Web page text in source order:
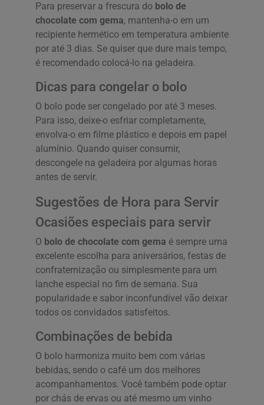
Para preservar a frescura do bolo de
chocolate com gema, mantenha-o em um
recipiente hermético em temperatura ambiente
por até 3 dias. Se quiser que dure mais tempo,
é recomendado colocá-lo na geladeira.
Dicas para congelar o bolo
O bolo pode ser congelado por até 3 meses.
Para isso, deixe-o esfriar completamente,
envolva-o em filme plástico e depois em papel
alumínio. Quando quiser consumir,
descongele na geladeira por algumas horas
antes de servir.
Sugestões de Hora para Servir
Ocasiões especiais para servir
O bolo de chocolate com gema é sempre uma
excelente escolha para aniversários, festas de
confraternização ou simplesmente para um
lanche especial no fim de semana. Sua
popularidade e sabor inconfundível vão deixar
todos os convidados satisfeitos.
Combinações de bebida
O bolo harmoniza muito bem com várias
bebidas, sendo o café um dos melhores
acompanhamentos. Você também pode optar
por chás de ervas ou até mesmo um vinho